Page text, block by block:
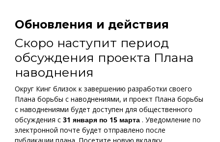
Обновления и действия
Скоро наступит период
обсуждения проекта Плана
наводнения
Округ Кинг близок к завершению разработки своего
Плана борьбы с наводнениями, и проект Плана борьбы
с наводнениями будет доступен для общественного
обсуждения с 31 января по 15 марта . Уведомление по
электронной почте будет отправлено после